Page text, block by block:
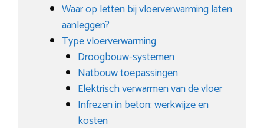
Waar op letten bij vloerverwarming laten
aanleggen?
Type vloerverwarming
Droogbouw-systemen
Natbouw toepassingen
Elektrisch verwarmen van de vloer
Infrezen in beton: werkwijze en
kosten